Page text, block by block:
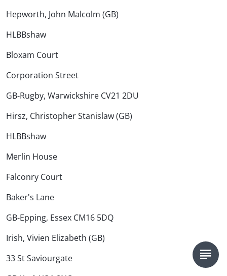
Hepworth, John Malcolm (GB)
HLBBshaw
Bloxam Court
Corporation Street
GB-Rugby, Warwickshire CV21 2DU
Hirsz, Christopher Stanislaw (GB)
HLBBshaw
Merlin House
Falconry Court
Baker's Lane
GB-Epping, Essex CM16 5DQ
Irish, Vivien Elizabeth (GB)
33 St Saviourgate